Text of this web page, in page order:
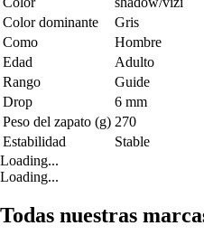
Color dominante
Gris
Como
Hombre
Edad
Adulto
Rango
Guide
Drop
6 mm
Peso del zapato (g) 270
Estabilidad
Stable
Loading...
Loading...
Todas nuestras